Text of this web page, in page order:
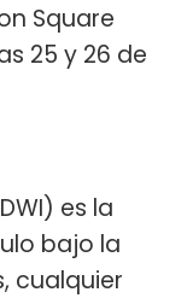
Square
25 y 26 de
es la
bajo la
cualquier